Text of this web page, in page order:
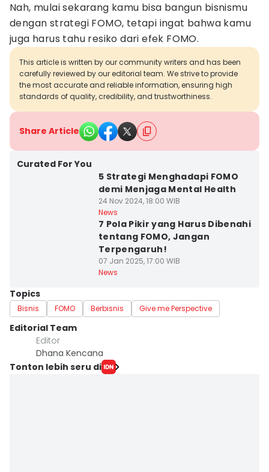
Nah, mulai sekarang kamu bisa bangun bisnismu
dengan strategi FOMO, tetapi ingat bahwa kamu
juga harus tahu resiko dari efek FOMO.
This article is written by our community writers and has been
carefully reviewed by our editorial team. We strive to provide
the most accurate and reliable information, ensuring high
standards of quality, credibility, and trustworthiness.
Share Article
Curated For You
5 Strategi Menghadapi FOMO
demi Menjaga Mental Health
24 Nov 2024, 18:00 WIB
News
7 Pola Pikir yang Harus Dibenahi
tentang FOMO, Jangan
Terpengaruh!
07 Jan 2025, 17:00 WIB
News
Topics
Bisnis FOMO Berbisnis Give me Perspective
Editorial Team
Editor
Dhana Kencana
Tonton lebih seru di